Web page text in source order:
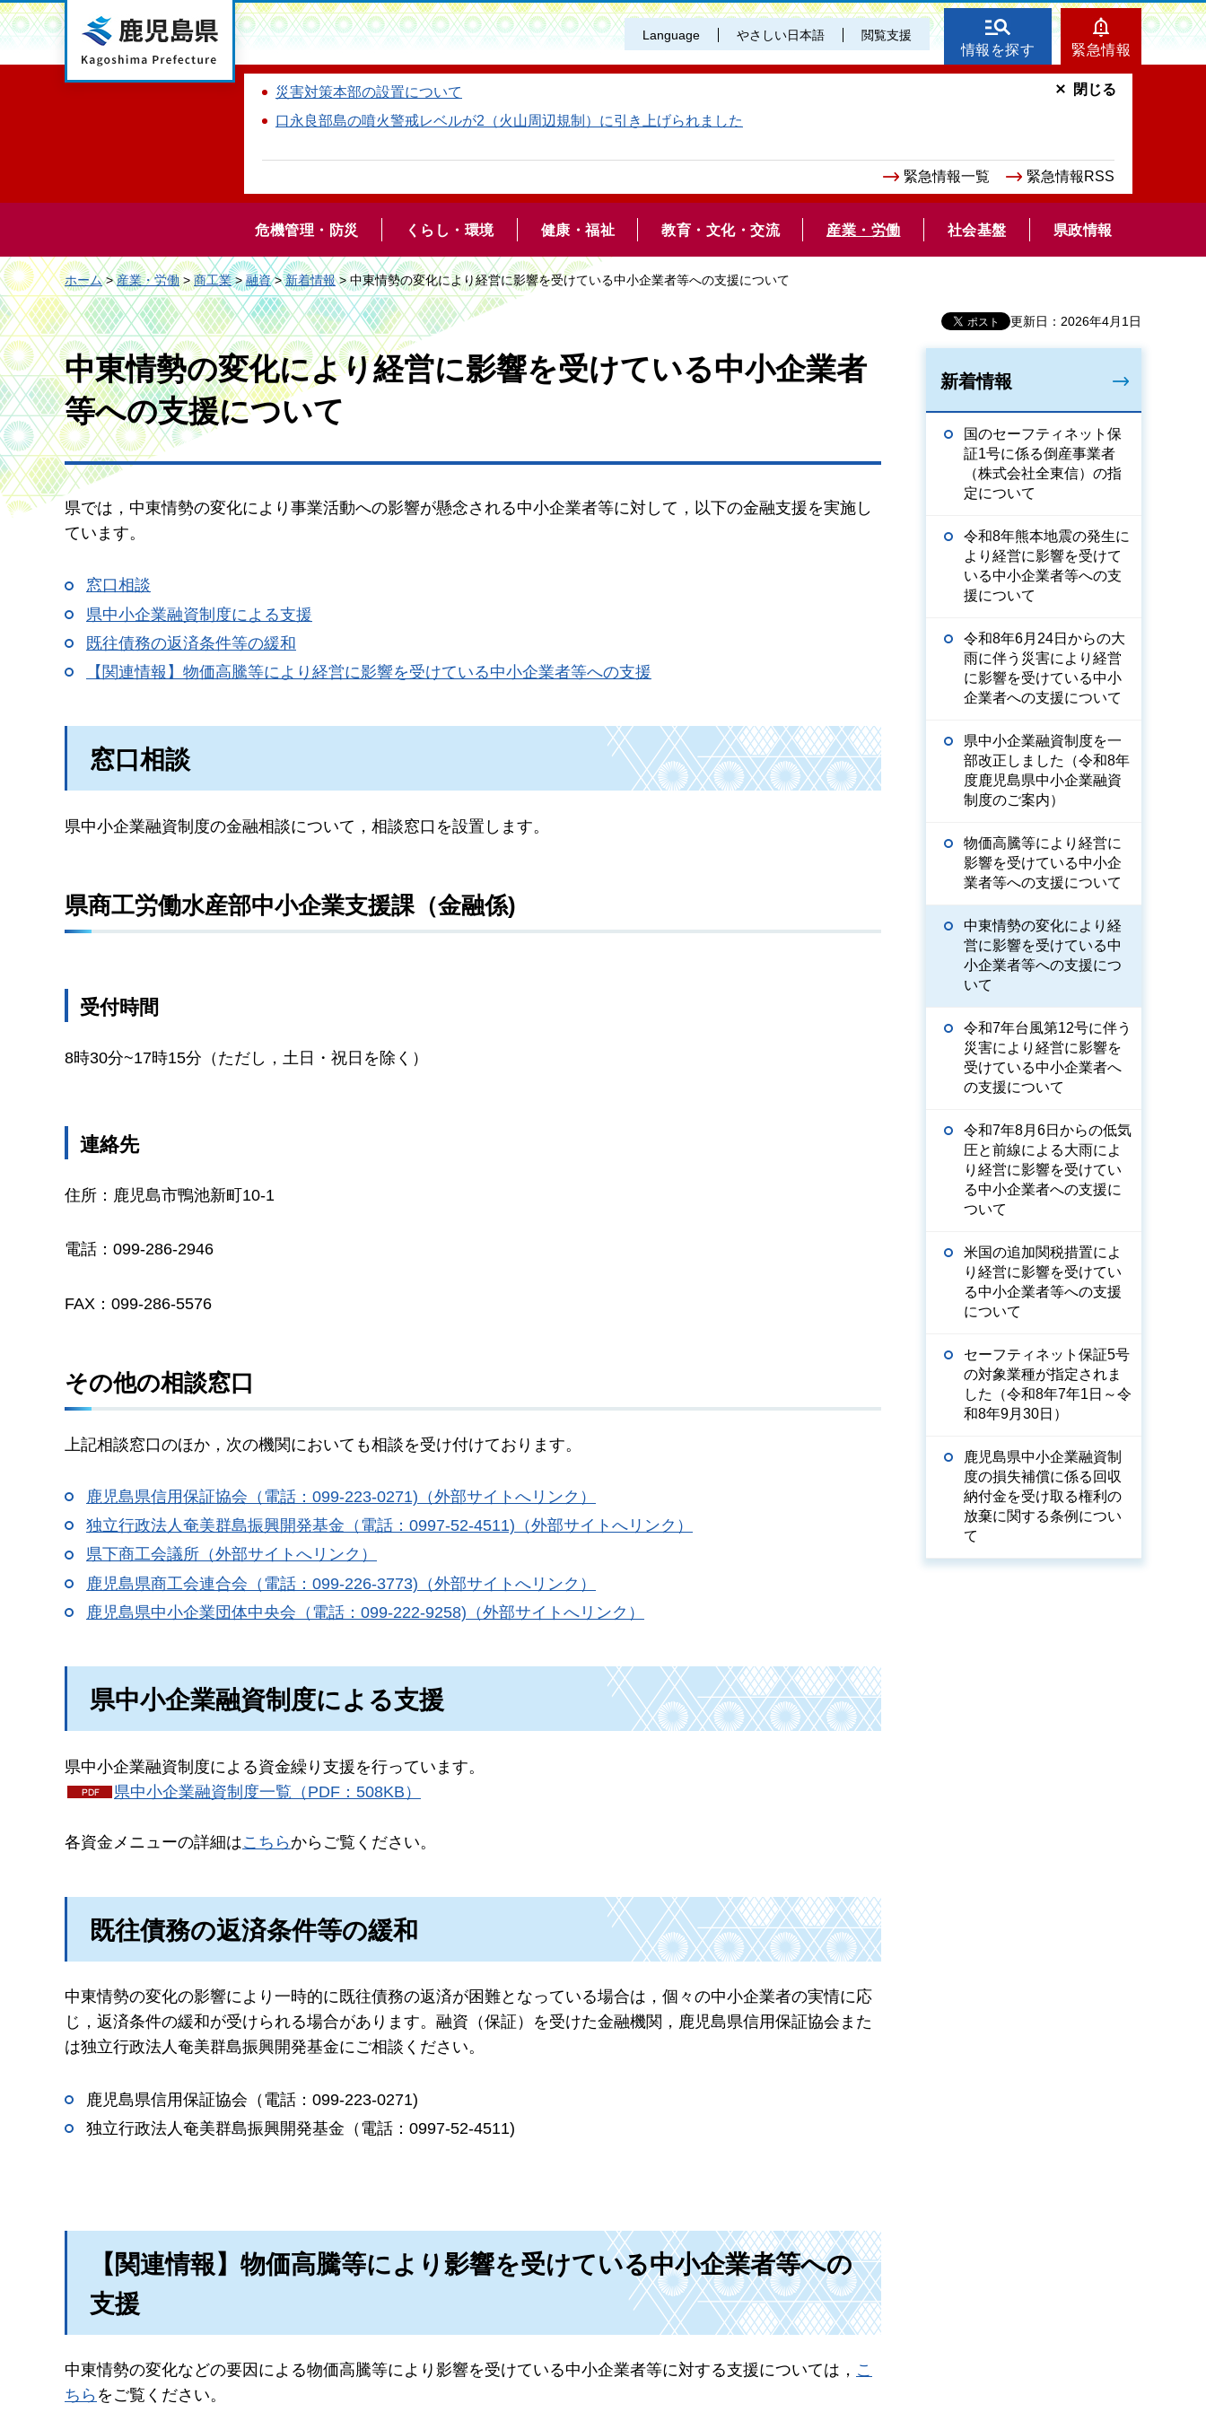
鹿児島県 Language やさしい日本語 閲覧支援
情報を探す 緊急情報
災害対策本部の設置について
口永良部島の噴火警戒レベルが2（火山周辺規制）に引き上げられました
緊急情報一覧 緊急情報RSS
閉じる
危機管理・防災 くらし・環境 健康・福祉 教育・文化・交流 産業・労働 社会基盤 県政情報
ホーム>産業・労働>商工業>融資>新着情報> 中東情勢の変化により経営に影響を受けている中小企業者等への支援について
更新日：2026年4月1日
中東情勢の変化により経営に影響を受けている中小企業者
等への支援について
県では，中東情勢の変化により事業活動への影響が懸念される中小企業者等に対して，以下の金融支援を実施し
ています。
窓口相談
県中小企業融資制度による支援
既往債務の返済条件等の緩和
【関連情報】物価高騰等により経営に影響を受けている中小企業者等への支援
窓口相談
県中小企業融資制度の金融相談について，相談窓口を設置します。
県商工労働水産部中小企業支援課（金融係)
受付時間
8時30分~17時15分（ただし，土日・祝日を除く）
連絡先
住所：鹿児島市鴨池新町10-1
電話：099-286-2946
FAX：099-286-5576
その他の相談窓口
上記相談窓口のほか，次の機関においても相談を受け付けております。
鹿児島県信用保証協会（電話：099-223-0271)（外部サイトへリンク）
独立行政法人奄美群島振興開発基金（電話：0997-52-4511)（外部サイトへリンク）
県下商工会議所（外部サイトへリンク）
鹿児島県商工会連合会（電話：099-226-3773)（外部サイトへリンク）
鹿児島県中小企業団体中央会（電話：099-222-9258)（外部サイトへリンク）
県中小企業融資制度による支援
県中小企業融資制度による資金繰り支援を行っています。
県中小企業融資制度一覧（PDF：508KB）
各資金メニューの詳細はこちらからご覧ください。
既往債務の返済条件等の緩和
中東情勢の変化の影響により一時的に既往債務の返済が困難となっている場合は，個々の中小企業者の実情に応
じ，返済条件の緩和が受けられる場合があります。融資（保証）を受けた金融機関，鹿児島県信用保証協会また
は独立行政法人奄美群島振興開発基金にご相談ください。
鹿児島県信用保証協会（電話：099-223-0271)
独立行政法人奄美群島振興開発基金（電話：0997-52-4511)
【関連情報】物価高騰等により影響を受けている中小企業者等への
支援
中東情勢の変化などの要因による物価高騰等により影響を受けている中小企業者等に対する支援については， こ
ちら をご覧ください。
新着情報
国のセーフティネット保
証1号に係る倒産事業者
（株式会社全東信）の指
定について
令和8年熊本地震の発生に
より経営に影響を受けて
いる中小企業者等への支
援について
令和8年6月24日からの大
雨に伴う災害により経営
に影響を受けている中小
企業者への支援について
県中小企業融資制度を一
部改正しました（令和8年
度鹿児島県中小企業融資
制度のご案内）
物価高騰等により経営に
影響を受けている中小企
業者等への支援について
中東情勢の変化により経
営に影響を受けている中
小企業者等への支援につ
いて
令和7年台風第12号に伴う
災害により経営に影響を
受けている中小企業者へ
の支援について
令和7年8月6日からの低気
圧と前線による大雨によ
り経営に影響を受けてい
る中小企業者への支援に
ついて
米国の追加関税措置によ
り経営に影響を受けてい
る中小企業者等への支援
について
セーフティネット保証5号
の対象業種が指定されま
した（令和8年7年1日～令
和8年9月30日）
鹿児島県中小企業融資制
度の損失補償に係る回収
納付金を受け取る権利の
放棄に関する条例につい
て